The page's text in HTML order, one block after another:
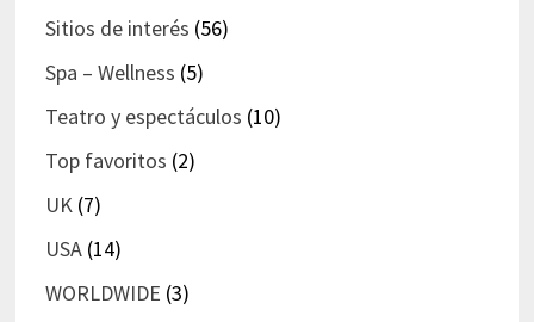
Sitios de interés (56)
Spa – Wellness (5)
Teatro y espectáculos (10)
Top favoritos (2)
UK(7)
USA(14)
WORLDWIDE (3)